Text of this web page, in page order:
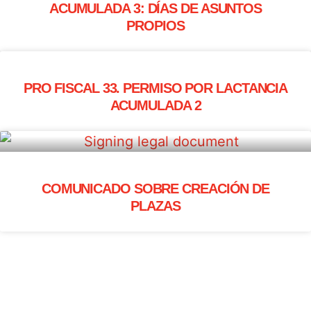
ACUMULADA 3: DÍAS DE ASUNTOS
PROPIOS
PRO FISCAL 33. PERMISO POR LACTANCIA
ACUMULADA 2
COMUNICADO SOBRE CREACIÓN DE
PLAZAS